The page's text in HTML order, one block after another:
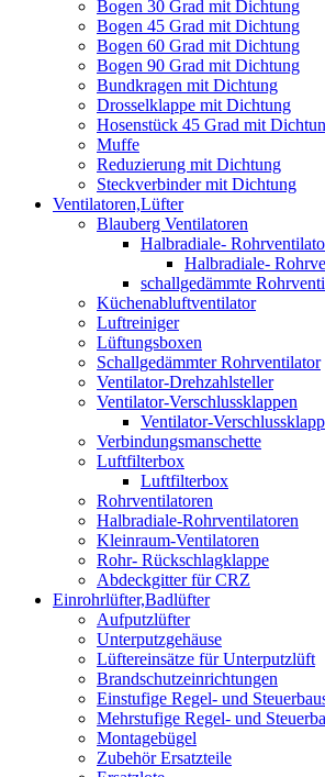
Bogen 30 Grad mit Dichtung
Bogen 45 Grad mit Dichtung
Bogen 60 Grad mit Dichtung
Bogen 90 Grad mit Dichtung
Bundkragen mit Dichtung
Drosselklappe mit Dichtung
Hosenstück 45 Grad mit
Muffe
Reduzierung mit Dichtung
Steckverbinder mit Dichtung
Ventilatoren,Lüfter
Blauberg Ventilatoren
Halbradiale-
Halbradiale-
schallgedämmte
Küchenabluftventilator
Luftreiniger
Lüftungsboxen
Schallgedämmter Rohrventilator
Ventilator-Drehzahlsteller
Ventilator-Verschlussklappen
Ventilator-
Verbindungsmanschette
Luftfilterbox
Luftfilterbox
Rohrventilatoren
Halbradiale-Rohrventilatoren
Kleinraum-Ventilatoren
Rohr- Rückschlagklappe
Abdeckgitter für CRZ
Einrohrlüfter,Badlüfter
Aufputzlüfter
Unterputzgehäuse
Lüftereinsätze für Unterputzlüft
Brandschutzeinrichtungen
Einstufige Regel- und
Mehrstufige Regel- und
Montagebügel
Zubehör Ersatzteile